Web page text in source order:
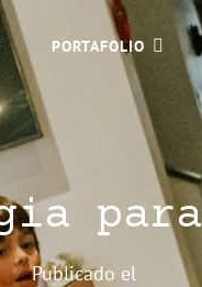
PORTAFOLIO
Publicado el